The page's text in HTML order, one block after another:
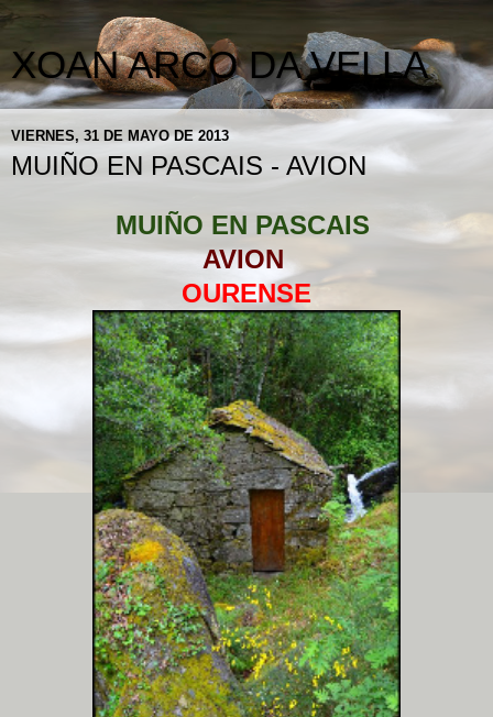
XOAN ARCO DA VELLA
VIERNES, 31 DE MAYO DE 2013
MUIÑO EN PASCAIS - AVION
MUIÑO EN PASCAIS
AVION
OURENSE